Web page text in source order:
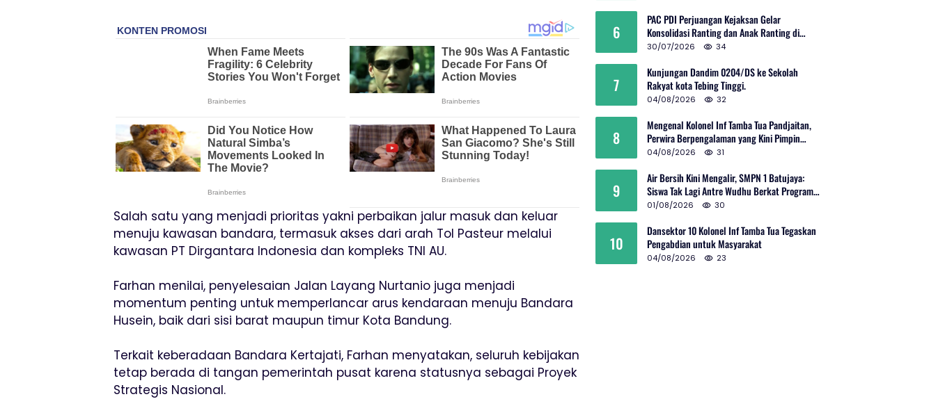
Salah satu yang menjadi prioritas yakni perbaikan jalur masuk dan keluar
menuju kawasan bandara, termasuk akses dari arah Tol Pasteur melalui
kawasan PT Dirgantara Indonesia dan kompleks TNI AU.
Farhan menilai, penyelesaian Jalan Layang Nurtanio juga menjadi
momentum penting untuk memperlancar arus kendaraan menuju Bandara
Husein, baik dari sisi barat maupun timur Kota Bandung.
Terkait keberadaan Bandara Kertajati, Farhan menyatakan, seluruh kebijakan
tetap berada di tangan pemerintah pusat karena statusnya sebagai Proyek
Strategis Nasional.
6
PAC PDI Perjuangan Kejaksan Gelar
Konsolidasi Ranting dan Anak Ranting di
Kebon Baru
30/07/2026 34
7
Kunjungan Dandim 0204/DS ke Sekolah
Rakyat kota Tebing Tinggi.
04/08/2026 32
8
Mengenal Kolonel Inf Tamba Tua Pandjaitan,
Perwira Berpengalaman yang Kini Pimpin
Sektor 10 Citarum Harum
04/08/2026 31
9
Air Bersih Kini Mengalir, SMPN 1 Batujaya:
Siswa Tak Lagi Antre Wudhu Berkat Program
TNI AD
01/08/2026 30
10
Dansektor 10 Kolonel Inf Tamba Tua Tegaskan
Pengabdian untuk Masyarakat
04/08/2026 23